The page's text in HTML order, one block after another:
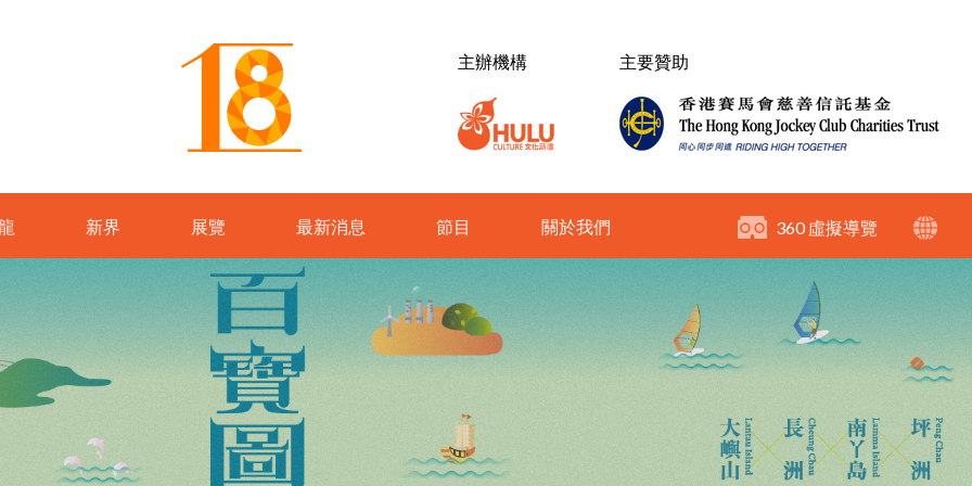
主辦機構 主要贊助
360 虛擬導覽
新界 展覽 最新消息 節目 關於我們